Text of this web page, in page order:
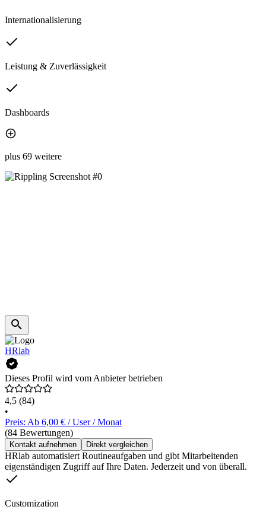
Internationalisierung
Leistung & Zuverlässigkeit
Dashboards
plus 69 weitere
HRlab
Dieses Profil wird vom Anbieter betrieben
4,5 (84)
•
Preis: Ab 6,00 € / User / Monat
(84 Bewertungen)
Kontakt aufnehmen Direkt vergleichen
HRlab automatisiert Routineaufgaben und gibt Mitarbeitenden
eigenständigen Zugriff auf Ihre Daten. Jederzeit und von überall.
Customization